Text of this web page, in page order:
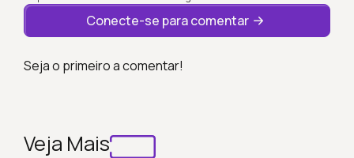
Conecte-se para comentar
Seja o primeiro a comentar!
Veja Mais